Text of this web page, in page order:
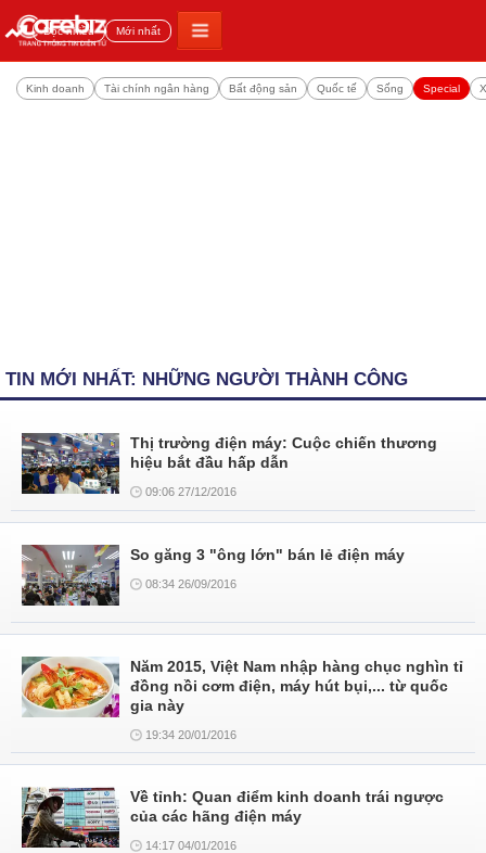
Đọc nhiều Mới nhất
Kinh doanh Tài chính ngân hàng Bất động sản Quốc tế Sống Special
TIN MỚI NHẤT: NHỮNG NGƯỜI THÀNH CÔNG
Thị trường điện máy: Cuộc chiến thương
hiệu bắt đầu hấp dẫn
09:06 27/12/2016
So găng 3 "ông lớn" bán lẻ điện máy
08:34 26/09/2016
Năm 2015, Việt Nam nhập hàng chục nghìn tỉ
đồng nồi cơm điện, máy hút bụi,... từ quốc
gia này
19:34 20/01/2016
Về tỉnh: Quan điểm kinh doanh trái ngược
của các hãng điện máy
14:17 04/01/2016